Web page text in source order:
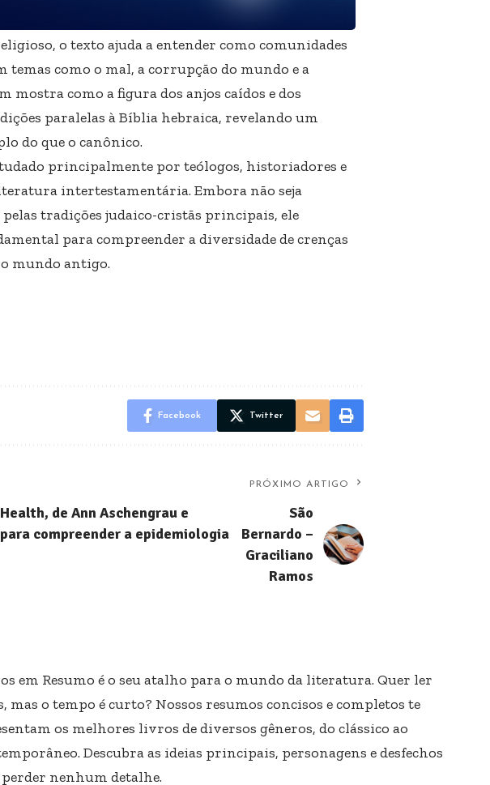
o texto ajuda a entender como comunidades
como o mal, a corrupção do mundo e a
mostra como a figura dos anjos caídos e dos
paralelas à Bíblia hebraica, revelando um
do que o canônico.
principalmente por teólogos, historiadores e
intertestamentária. Embora não seja
tradições judaico-cristãs principais, ele
para compreender a diversidade de crenças
mundo antigo.
Facebook Twitter
de Ann Aschengrau e
compreender a epidemiologia
PRÓXIMO ARTIGO
São
Bernardo –
Graciliano
Ramos
em Resumo é o seu atalho para o mundo da literatura. Quer ler
mas o tempo é curto? Nossos resumos concisos e completos te
os melhores livros de diversos gêneros, do clássico ao
Descubra as ideias principais, personagens e desfechos
perder nenhum detalhe.